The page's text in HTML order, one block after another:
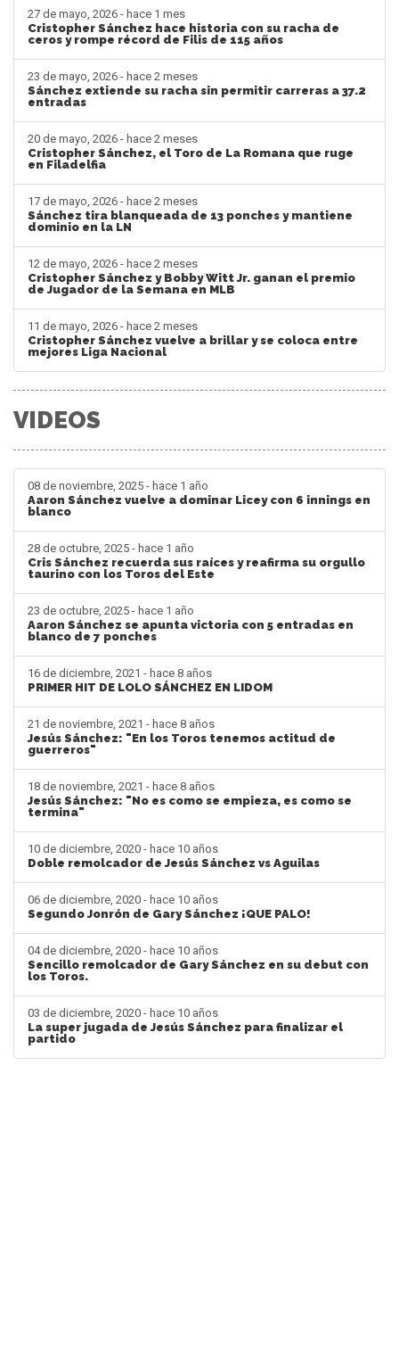
27 de mayo, 2026 - hace 1 mes
Cristopher Sánchez hace historia con su racha de
ceros y rompe récord de Filis de 115 años
23 de mayo, 2026 - hace 2 meses
Sánchez extiende su racha sin permitir carreras a 37.2
entradas
20 de mayo, 2026 - hace 2 meses
Cristopher Sánchez, el Toro de La Romana que ruge
en Filadelfia
17 de mayo, 2026 - hace 2 meses
Sánchez tira blanqueada de 13 ponches y mantiene
dominio en la LN
12 de mayo, 2026 - hace 2 meses
Cristopher Sánchez y Bobby Witt Jr. ganan el premio
de Jugador de la Semana en MLB
11 de mayo, 2026 - hace 2 meses
Cristopher Sánchez vuelve a brillar y se coloca entre
mejores Liga Nacional
VIDEOS
08 de noviembre, 2025 - hace 1 año
Aaron Sánchez vuelve a dominar Licey con 6 innings en
blanco
28 de octubre, 2025 - hace 1 año
Cris Sánchez recuerda sus raíces y reafirma su orgullo
taurino con los Toros del Este
23 de octubre, 2025 - hace 1 año
Aaron Sánchez se apunta victoria con 5 entradas en
blanco de 7 ponches
16 de diciembre, 2021 - hace 8 años
PRIMER HIT DE LOLO SÁNCHEZ EN LIDOM
21 de noviembre, 2021 - hace 8 años
Jesús Sánchez: "En los Toros tenemos actitud de
guerreros"
18 de noviembre, 2021 - hace 8 años
Jesús Sánchez: "No es como se empieza, es como se
termina"
10 de diciembre, 2020 - hace 10 años
Doble remolcador de Jesús Sánchez vs Aguilas
06 de diciembre, 2020 - hace 10 años
Segundo Jonrón de Gary Sánchez ¡QUE PALO!
04 de diciembre, 2020 - hace 10 años
Sencillo remolcador de Gary Sánchez en su debut con
los Toros.
03 de diciembre, 2020 - hace 10 años
La super jugada de Jesús Sánchez para finalizar el
partido